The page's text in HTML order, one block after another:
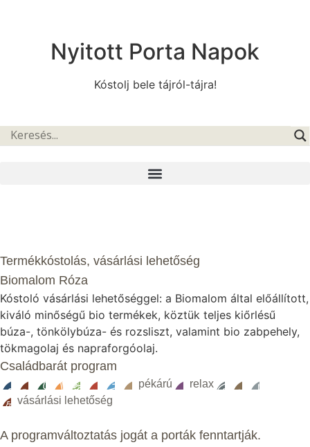
Nyitott Porta Napok
Kóstolj bele tájról-tájra!
Termékkóstolás, vásárlási lehetőség
Biomalom Róza
Kóstoló vásárlási lehetőséggel: a Biomalom által előállított,
kiváló minőségű bio termékek, köztük teljes kiőrlésű
búza-, tönkölybúza- és rozsliszt, valamint bio zabpehely,
tökmagolaj és napraforgóolaj.
Családbarát program
pékárú
relax
vásárlási lehetőség
A programváltoztatás jogát a porták fenntartják.